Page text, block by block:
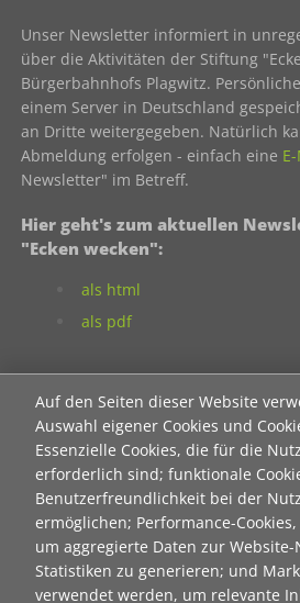
Auf den Seiten dieser Website
Auswahl eigener Cookies und
Essenzielle Cookies, die für die
erforderlich sind; funktionale
Benutzerfreundlichkeit bei der
ermöglichen; Performance-
um aggregierte Daten zur
Statistiken zu generieren; und
verwendet werden, um relevante
Unser Newsletter informiert in
über die Aktivitäten der Stiftung
Bürgerbahnhofs Plagwitz.
einem Server in Deutschland
an Dritte weitergegeben. Natürlich
Abmeldung erfolgen - einfach eine
Newsletter" im Betreff.
Hier geht's zum aktuellen
"Ecken wecken":
als html
als pdf
Neuanmeldung zum Newsletter
wecken":
Contact 1
Anrede
Titel